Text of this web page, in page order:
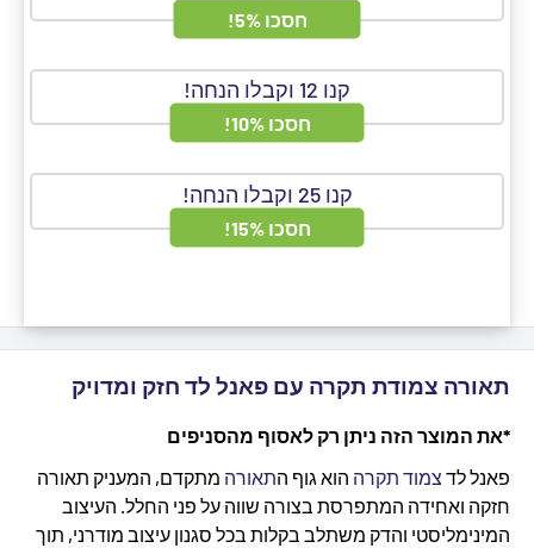
חסכו 5%!
קנו 12 וקבלו הנחה!
חסכו 10%!
קנו 25 וקבלו הנחה!
חסכו 15%!
תאורה צמודת תקרה עם פאנל לד חזק ומדויק
*את המוצר הזה ניתן רק לאסוף מהסניפים
פאנל לד צמוד תקרה הוא גוף התאורה מתקדם, המעניק תאורה
חזקה ואחידה המתפרסת בצורה שווה על פני החלל. העיצוב
המינימליסטי והדק משתלב בקלות בכל סגנון עיצוב מודרני, תוך